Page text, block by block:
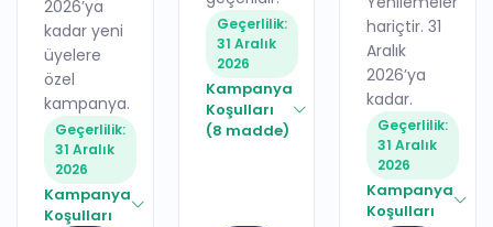
2026’ya
kadar yeni
üyelere
özel
kampanya.
Geçerlilik:
31 Aralık
2026
Kampanya
Koşulları
Geçerlilik:
31 Aralık
2026
Kampanya
Koşulları
(8 madde)
hariçtir. 31
Aralık
2026’ya
kadar.
Geçerlilik:
31 Aralık
2026
Kampanya
Koşulları